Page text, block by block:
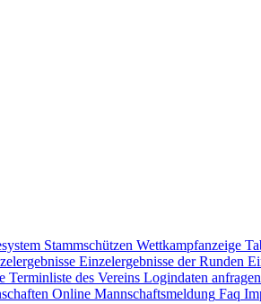
Stammschützen Wettkampfanzeige
Einzelergebnisse der Runden
Terminliste des Vereins Logindaten anfragen
Online Mannschaftsmeldung Faq